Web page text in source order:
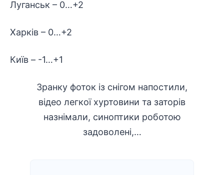
Луганськ – 0…+2
Харків – 0…+2
Київ – -1…+1
Зранку фоток із снігом напостили,
відео легкої хуртовини та заторів
назнімали, синоптики роботою
задоволені,…